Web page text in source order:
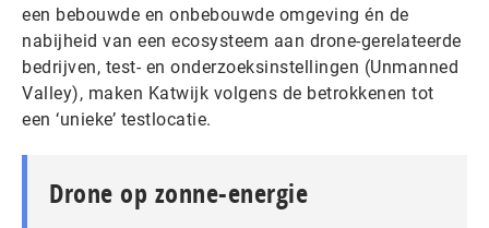
een bebouwde en onbebouwde omgeving én de
nabijheid van een ecosysteem aan drone-gerelateerde
bedrijven, test- en onderzoeksinstellingen (Unmanned
Valley), maken Katwijk volgens de betrokkenen tot
een ‘unieke’ testlocatie.
Drone op zonne-energie